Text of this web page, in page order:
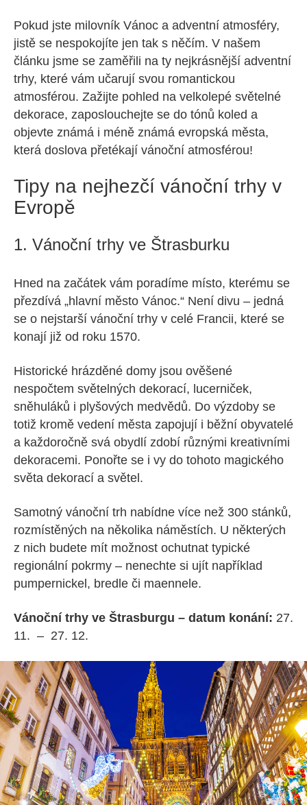
Pokud jste milovník Vánoc a adventní atmosféry,
jistě se nespokojíte jen tak s něčím. V našem
článku jsme se zaměřili na ty nejkrásnější adventní
trhy, které vám učarují svou romantickou
atmosférou. Zažijte pohled na velkolepé světelné
dekorace, zaposlouchejte se do tónů koled a
objevte známá i méně známá evropská města,
která doslova přetékají vánoční atmosférou!
Tipy na nejhezčí vánoční trhy v
Evropě
1. Vánoční trhy ve Štrasburku
Hned na začátek vám poradíme místo, kterému se
přezdívá „hlavní město Vánoc.“ Není divu – jedná
se o nejstarší vánoční trhy v celé Francii, které se
konají již od roku 1570.
Historické hrázděné domy jsou ověšené
nespočtem světelných dekorací, lucerniček,
sněhuláků i plyšových medvědů. Do výzdoby se
totiž kromě vedení města zapojují i běžní obyvatelé
a každoročně svá obydlí zdobí různými kreativními
dekoracemi. Ponořte se i vy do tohoto magického
světa dekorací a světel.
Samotný vánoční trh nabídne více než 300 stánků,
rozmístěných na několika náměstích. U některých
z nich budete mít možnost ochutnat typické
regionální pokrmy – nenechte si ujít například
pumpernickel, bredle či maennele.
Vánoční trhy ve Štrasburgu – datum konání: 27.
11. – 27. 12.